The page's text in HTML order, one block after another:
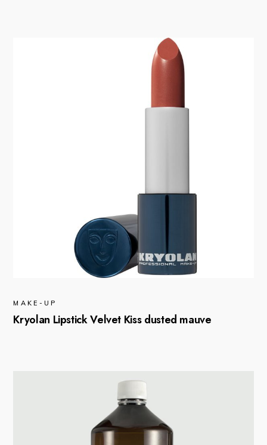
MAKE-UP
Kryolan Lipstick Velvet Kiss dusted mauve